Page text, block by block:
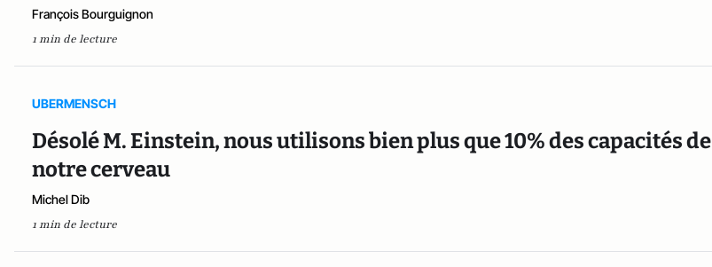
François Bourguignon
1 min de lecture
UBERMENSCH
Désolé M. Einstein, nous utilisons bien plus que 10% des capacités de
notre cerveau
Michel Dib
1 min de lecture